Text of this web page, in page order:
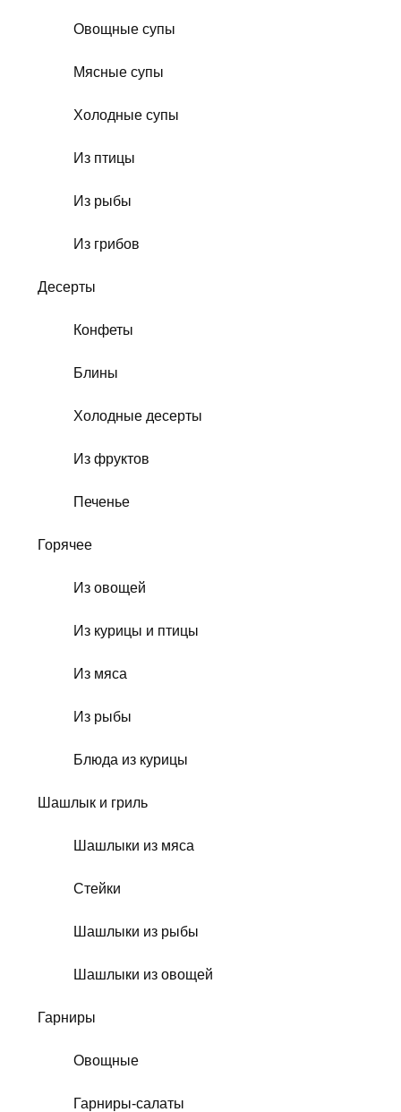
Овощные супы
Мясные супы
Холодные супы
Из птицы
Из рыбы
Из грибов
Десерты
Конфеты
Блины
Холодные десерты
Из фруктов
Печенье
Горячее
Из овощей
Из курицы и птицы
Из мяса
Из рыбы
Блюда из курицы
Шашлык и гриль
Шашлыки из мяса
Стейки
Шашлыки из рыбы
Шашлыки из овощей
Гарниры
Овощные
Гарниры-салаты